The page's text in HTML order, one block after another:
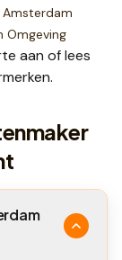
Amsterdam
Omgeving
aan of lees
.